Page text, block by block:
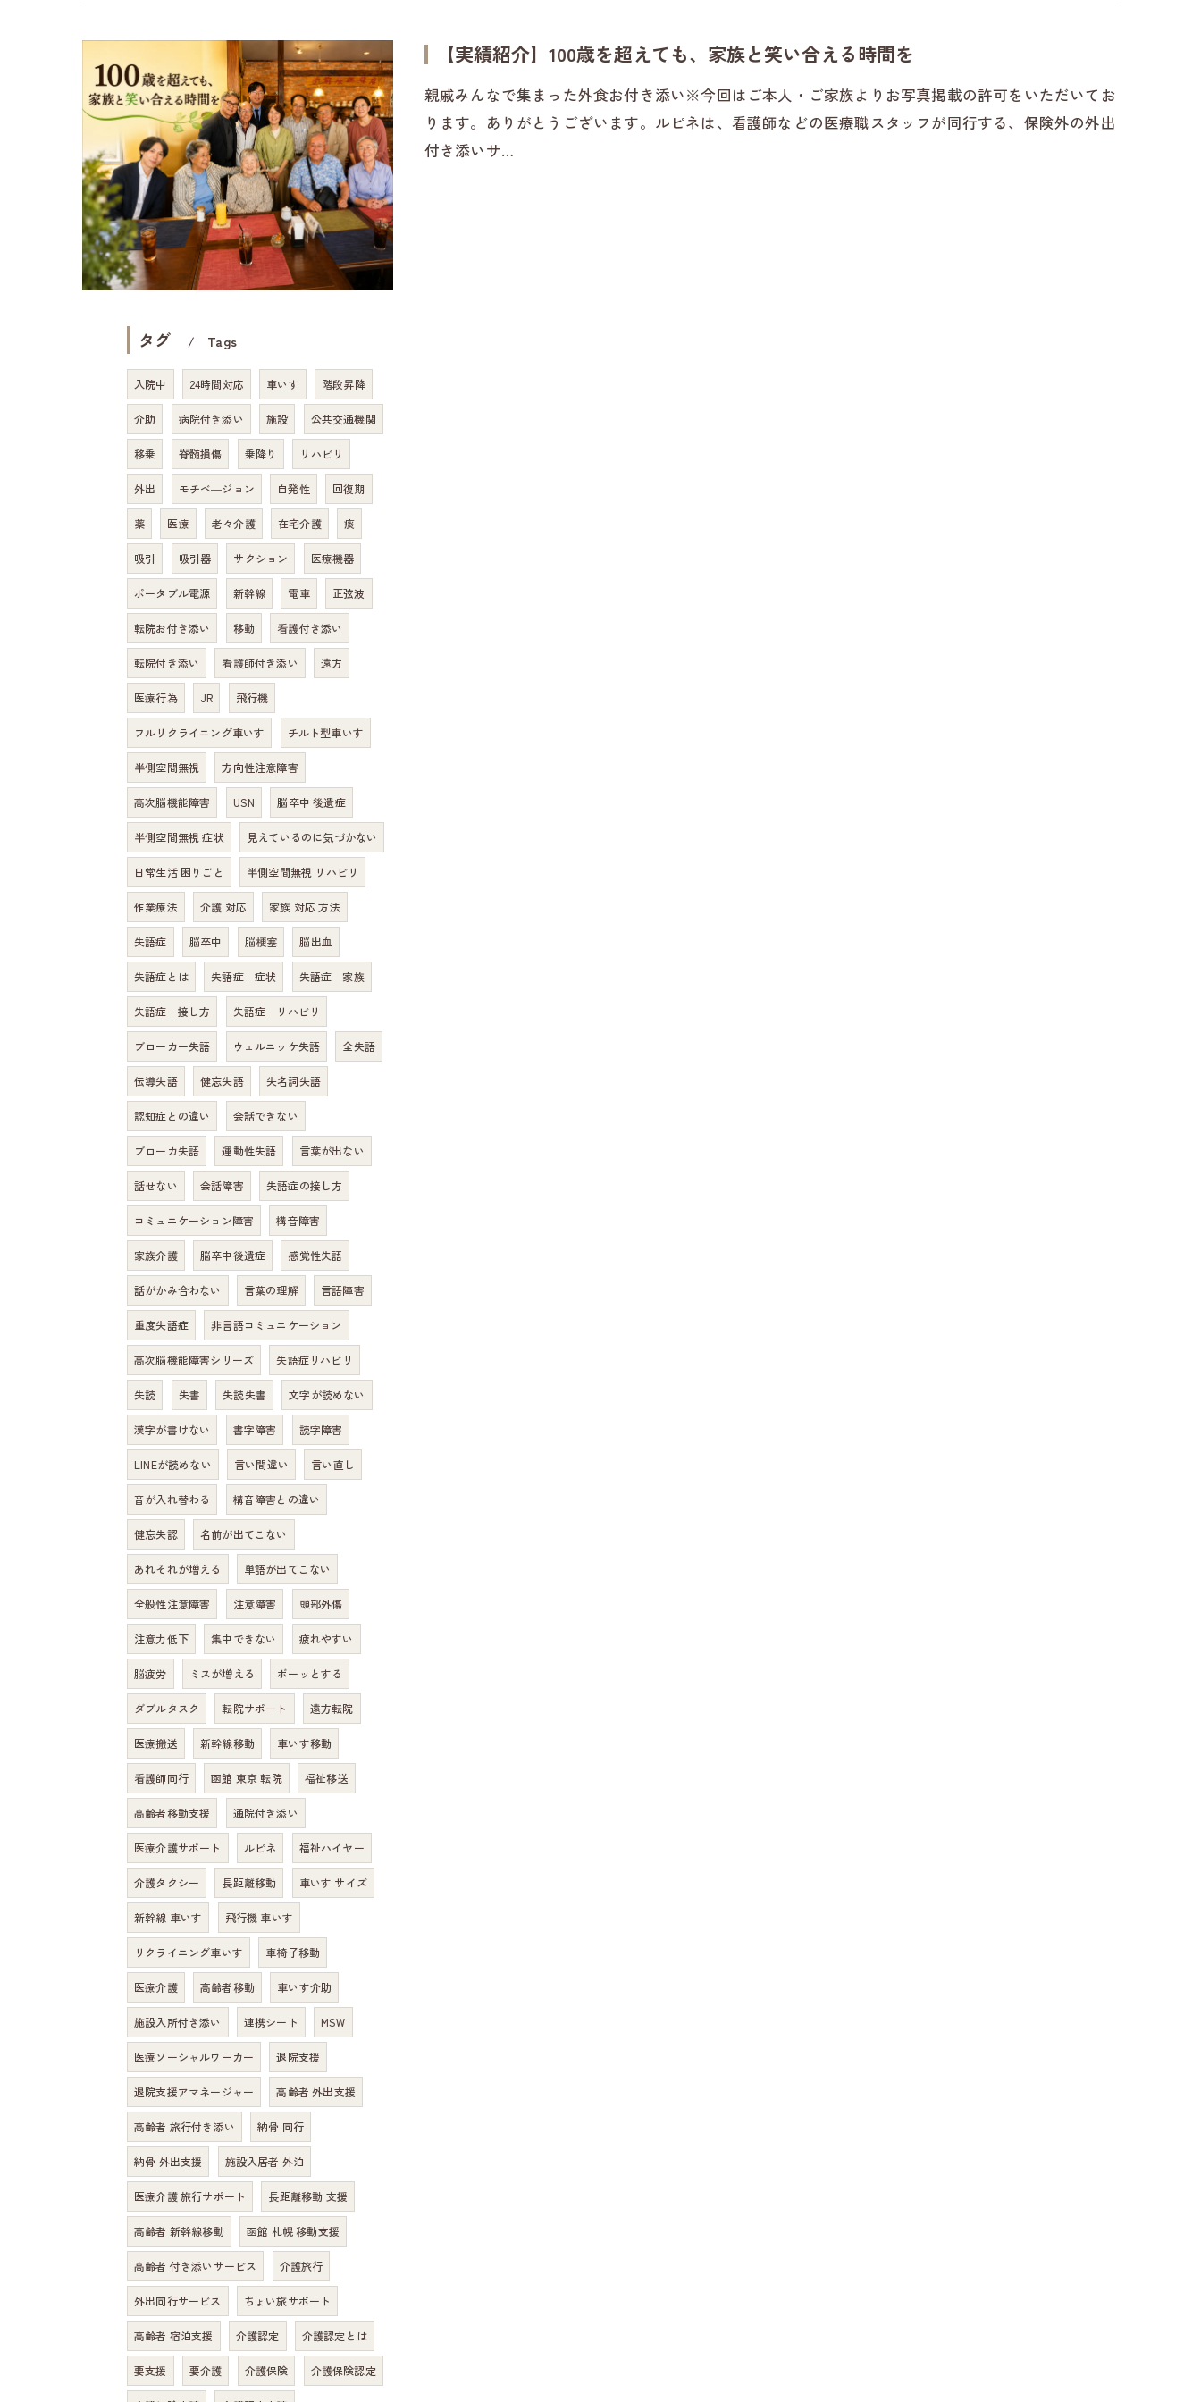
【実績紹介】100歳を超えても、家族と笑い合える時間を
親戚みんなで集まった外食お付き添い※今回はご本人・ご家族よりお写真掲載の許可をいただいてお
ります。ありがとうございます。ルピネは、看護師などの医療職スタッフが同行する、保険外の外出
付き添いサ…
タグ Tags
入院中 24時間対応 車いす 階段昇降
介助 病院付き添い 施設 公共交通機関
移乗 脊髄損傷 乗降り リハビリ
外出 モチベ―ジョン 自発性 回復期
薬 医療 老々介護 在宅介護 痰
吸引 吸引器 サクション 医療機器
ポータブル電源 新幹線 電車 正弦波
転院お付き添い 移動 看護付き添い
転院付き添い 看護師付き添い 遠方
医療行為 JR 飛行機
フルリクライニング車いす チルト型車いす
半側空間無視 方向性注意障害
高次脳機能障害 USN 脳卒中 後遺症
半側空間無視 症状 見えているのに気づかない
日常生活 困りごと 半側空間無視 リハビリ
作業療法 介護 対応 家族 対応 方法
失語症 脳卒中 脳梗塞 脳出血
失語症とは 失語症 症状 失語症 家族
失語症 接し方 失語症 リハビリ
ブローカー失語 ウェルニッケ失語 全失語
伝導失語 健忘失語 失名詞失語
認知症との違い 会話できない
ブローカ失語 運動性失語 言葉が出ない
話せない 会話障害 失語症の接し方
コミュニケーション障害 構音障害
家族介護 脳卒中後遺症 感覚性失語
話がかみ合わない 言葉の理解 言語障害
重度失語症 非言語コミュニケーション
高次脳機能障害シリーズ 失語症リハビリ
失読 失書 失読失書 文字が読めない
漢字が書けない 書字障害 読字障害
LINEが読めない 言い間違い 言い直し
音が入れ替わる 構音障害との違い
健忘失認 名前が出てこない
あれそれが増える 単語が出てこない
全般性注意障害 注意障害 頭部外傷
注意力低下 集中できない 疲れやすい
脳疲労 ミスが増える ボーッとする
ダブルタスク 転院サポート 遠方転院
医療搬送 新幹線移動 車いす移動
看護師同行 函館 東京 転院 福祉移送
高齢者移動支援 通院付き添い
医療介護サポート ルピネ 福祉ハイヤー
介護タクシー 長距離移動 車いす サイズ
新幹線 車いす 飛行機 車いす
リクライニング車いす 車椅子移動
医療介護 高齢者移動 車いす介助
施設入所付き添い 連携シート MSW
医療ソーシャルワーカー 退院支援
退院支援アマネージャー 高齢者 外出支援
高齢者 旅行付き添い 納骨 同行
納骨 外出支援 施設入居者 外泊
医療介護 旅行サポート 長距離移動 支援
高齢者 新幹線移動 函館 札幌 移動支援
高齢者 付き添いサービス 介護旅行
外出同行サービス ちょい旅サポート
高齢者 宿泊支援 介護認定 介護認定とは
要支援 要介護 介護保険 介護保険認定